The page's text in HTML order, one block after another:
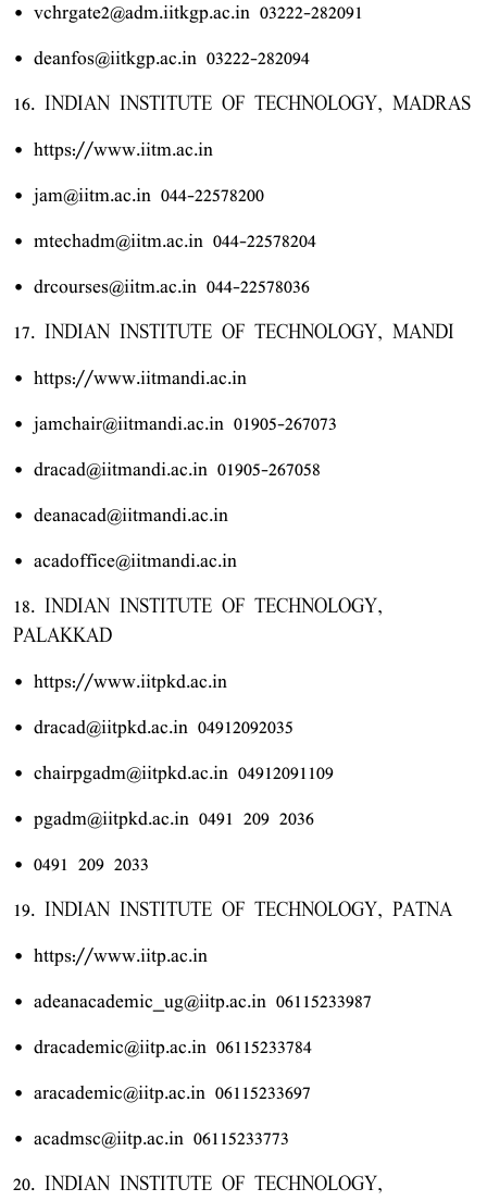
• vchrgate2@adm.iitkgp.ac.in 03222-282091
• deanfos@iitkgp.ac.in 03222-282094
16. INDIAN INSTITUTE OF TECHNOLOGY, MADRAS
• https://www.iitm.ac.in
• jam@iitm.ac.in 044-22578200
• mtechadm@iitm.ac.in 044-22578204
• drcourses@iitm.ac.in 044-22578036
17. INDIAN INSTITUTE OF TECHNOLOGY, MANDI
• https://www.iitmandi.ac.in
• jamchair@iitmandi.ac.in 01905-267073
• dracad@iitmandi.ac.in 01905-267058
• deanacad@iitmandi.ac.in
• acadoffice@iitmandi.ac.in
18. INDIAN INSTITUTE OF TECHNOLOGY,
PALAKKAD
• https://www.iitpkd.ac.in
• dracad@iitpkd.ac.in 04912092035
• chairpgadm@iitpkd.ac.in 04912091109
• pgadm@iitpkd.ac.in 0491 209 2036
• 0491 209 2033
19. INDIAN INSTITUTE OF TECHNOLOGY, PATNA
• https://www.iitp.ac.in
• adeanacademic_ug@iitp.ac.in 06115233987
• dracademic@iitp.ac.in 06115233784
• aracademic@iitp.ac.in 06115233697
• acadmsc@iitp.ac.in 06115233773
20. INDIAN INSTITUTE OF TECHNOLOGY,